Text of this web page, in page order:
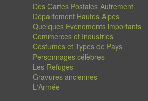
Des Cartes Postales Autrement
Département Hautes Alpes
Quelques Evenements importants
Commerces et Industries
Costumes et Types de Pays
Personnages célèbres
Les Refuges
Gravures anciennes
L'Armée